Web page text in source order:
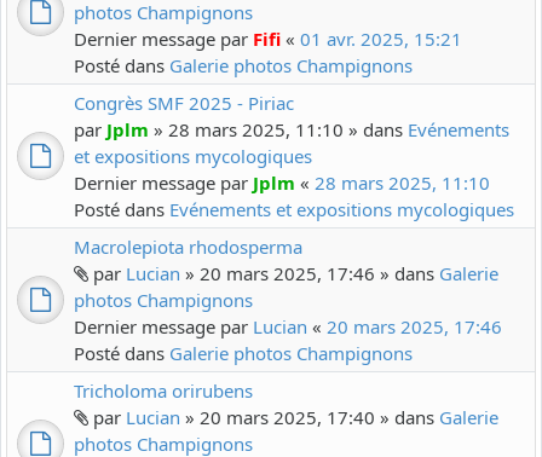
photos Champignons
Dernier message par Fifi « 01 avr. 2025, 15:21
Posté dans Galerie photos Champignons
Congrès SMF 2025 - Piriac
par Jplm » 28 mars 2025, 11:10 » dans Evénements
et expositions mycologiques
Dernier message par Jplm « 28 mars 2025, 11:10
Posté dans Evénements et expositions mycologiques
Macrolepiota rhodosperma
par Lucian » 20 mars 2025, 17:46 » dans Galerie
photos Champignons
Dernier message par Lucian « 20 mars 2025, 17:46
Posté dans Galerie photos Champignons
Tricholoma orirubens
par Lucian » 20 mars 2025, 17:40 » dans Galerie
photos Champignons